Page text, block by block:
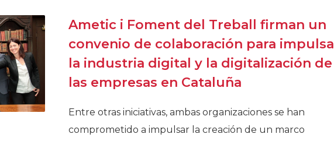
Ametic i Foment del Treball firman un
convenio de colaboración para
la industria digital y la digitalización de
las empresas en Cataluña
Entre otras iniciativas, ambas organizaciones se han
comprometido a impulsar la creación de un marco